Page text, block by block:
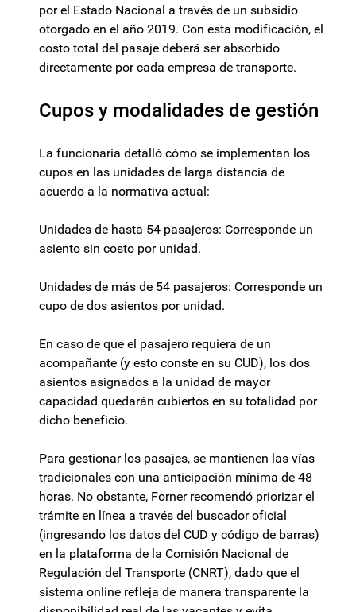
por el Estado Nacional a través de un subsidio
otorgado en el año 2019. Con esta modificación, el
costo total del pasaje deberá ser absorbido
directamente por cada empresa de transporte.
Cupos y modalidades de gestión
La funcionaria detalló cómo se implementan los
cupos en las unidades de larga distancia de
acuerdo a la normativa actual:
Unidades de hasta 54 pasajeros: Corresponde un
asiento sin costo por unidad.
Unidades de más de 54 pasajeros: Corresponde un
cupo de dos asientos por unidad.
En caso de que el pasajero requiera de un
acompañante (y esto conste en su CUD), los dos
asientos asignados a la unidad de mayor
capacidad quedarán cubiertos en su totalidad por
dicho beneficio.
Para gestionar los pasajes, se mantienen las vías
tradicionales con una anticipación mínima de 48
horas. No obstante, Forner recomendó priorizar el
trámite en línea a través del buscador oficial
(ingresando los datos del CUD y código de barras)
en la plataforma de la Comisión Nacional de
Regulación del Transporte (CNRT), dado que el
sistema online refleja de manera transparente la